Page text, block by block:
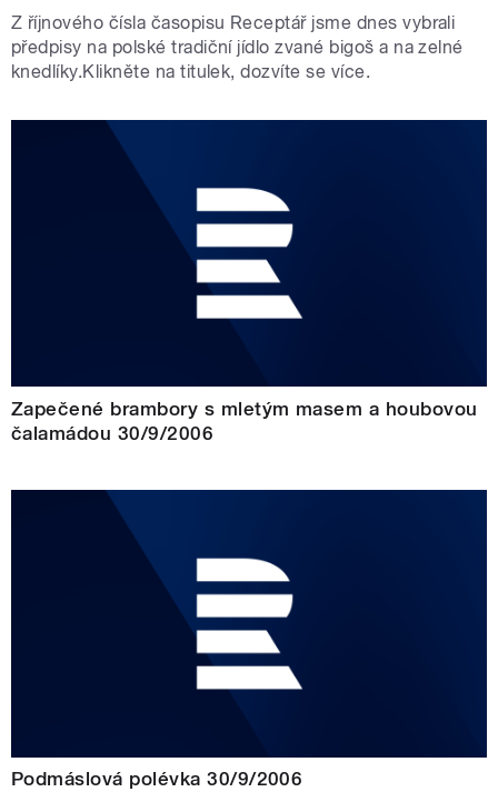
Z říjnového čísla časopisu Receptář jsme dnes vybrali
předpisy na polské tradiční jídlo zvané bigoš a na zelné
knedlíky.Klikněte na titulek, dozvíte se více.
Zapečené brambory s mletým masem a houbovou
čalamádou 30/9/2006
Podmáslová polévka 30/9/2006